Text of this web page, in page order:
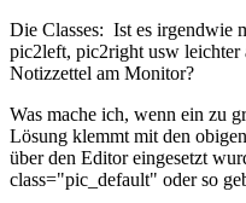
Die Classes: Ist es irgendwie
pic2left, pic2right usw leichter
Notizzettel am Monitor?
Was mache ich, wenn ein zu
Lösung klemmt mit den
über den Editor eingesetzt
class="pic_default" oder so